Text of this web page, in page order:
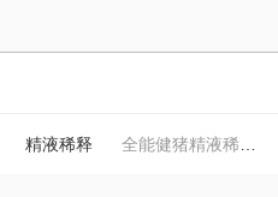
精液稀释 全能健猪精液稀释粉